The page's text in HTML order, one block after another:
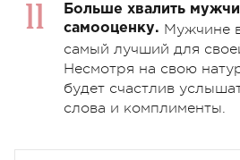
Больше хвалить
самооценку. Мужчине
самый лучший для
Несмотря на свою
будет счастлив
слова и комплименты.